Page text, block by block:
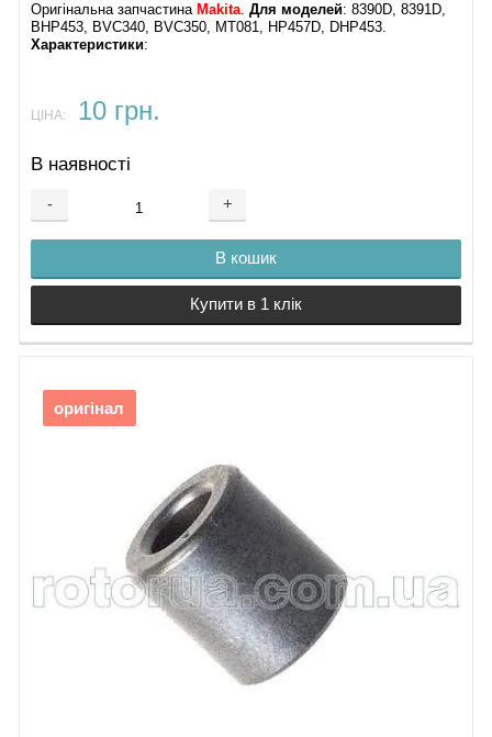
Оригінальна запчастина Makita.Для моделей: 8390D, 8391D,
BHP453, BVC340, BVC350, MT081, HP457D, DHP453.
Характеристики:
ЦІНА: 10 грн.
В наявності
- +
В кошик
Купити в 1 клік
оригінал